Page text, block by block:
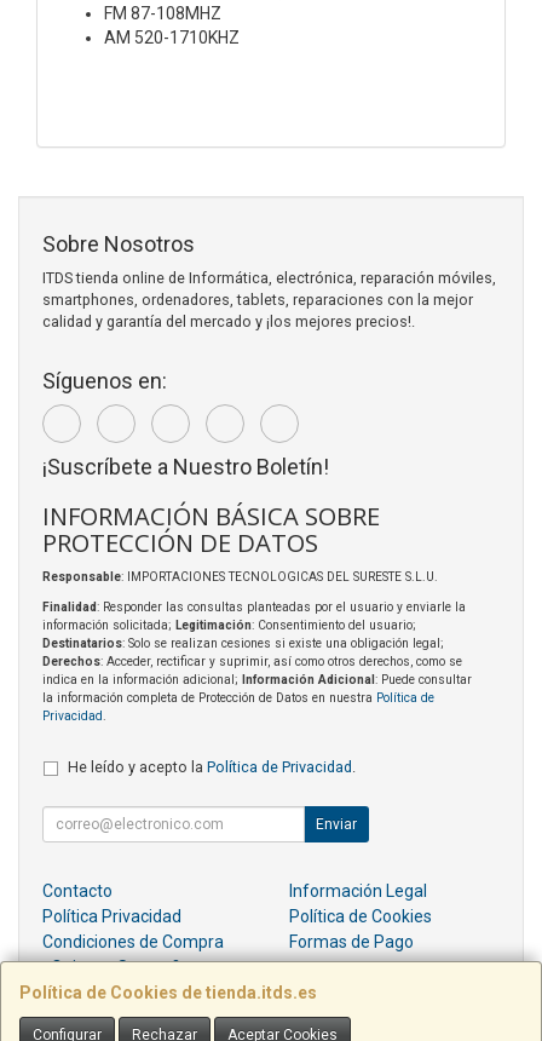
FM 87-108MHZ
AM 520-1710KHZ
Política de Cookies de tienda.itds.es
Configurar Rechazar Aceptar Cookies
Sobre Nosotros
ITDS tienda online de Informática, electrónica, reparación móviles,
smartphones, ordenadores, tablets, reparaciones con la mejor
calidad y garantía del mercado y ¡los mejores precios!.
Síguenos en:
¡Suscríbete a Nuestro Boletín!
INFORMACIÓN BÁSICA SOBRE
PROTECCIÓN DE DATOS
Responsable: IMPORTACIONES TECNOLOGICAS DEL SURESTE S.L.U.
Finalidad: Responder las consultas planteadas por el usuario y enviarle la
información solicitada; Legitimación: Consentimiento del usuario;
Destinatarios: Solo se realizan cesiones si existe una obligación legal;
Derechos: Acceder, rectificar y suprimir, así como otros derechos, como se
indica en la información adicional;
Información Adicional : Puede consultar
la información completa de Protección de Datos en nuestra Política de
Privacidad
He leído y acepto la Política de Privacidad
Enviar
Contacto
Información Legal
Política Privacidad
Política de Cookies
Condiciones de Compra
Formas de Pago
¿Quienes Somos?
Contacto